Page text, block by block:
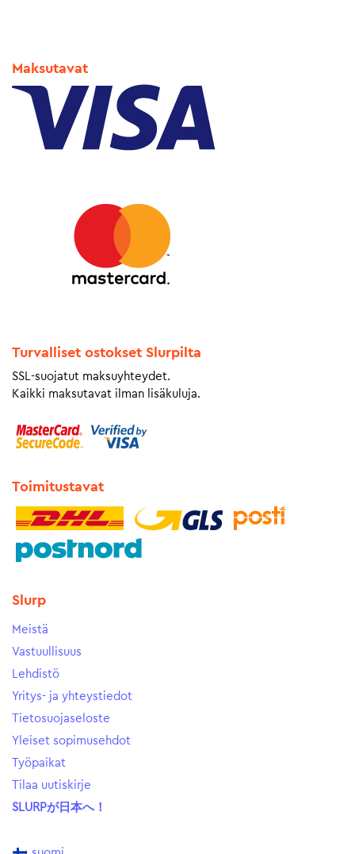
Maksutavat
Turvalliset ostokset Slurpilta
SSL-suojatut maksuyhteydet.
Kaikki maksutavat ilman lisäkuluja.
Toimitustavat
Slurp
Meistä
Vastuullisuus
Lehdistö
Yritys- ja yhteystiedot
Tietosuojaseloste
Yleiset sopimusehdot
Työpaikat
Tilaa uutiskirje
SLURPが日本へ！